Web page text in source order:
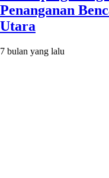
Penanganan
Utara
7 bulan yang lalu